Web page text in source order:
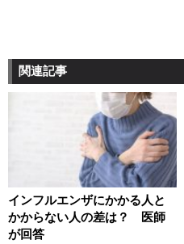
関連記事
インフルエンザにかかる人と
かからない人の差は？ 医師
が回答